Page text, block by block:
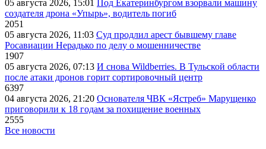
05 августа 2026, 15:01
Под Екатеринбургом взорвали машину
создателя дрона «Упырь», водитель погиб
2051
05 августа 2026, 11:03 Суд продлил арест бывшему главе
Росавиации Нерадько по делу о мошенничестве
1907
05 августа 2026, 07:13 И снова Wildberries. В Тульской области
после атаки дронов горит сортировочный центр
6397
04 августа 2026, 21:20 Основателя ЧВК «Ястреб» Марущенко
приговорили к 18 годам за похищение военных
2555
Все новости